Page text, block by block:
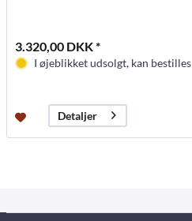
3.320,00 DKK *
I øjeblikket udsolgt, kan bestilles
Detaljer